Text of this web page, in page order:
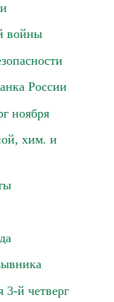
войны
России
ноября
хим. и
3-й четверг